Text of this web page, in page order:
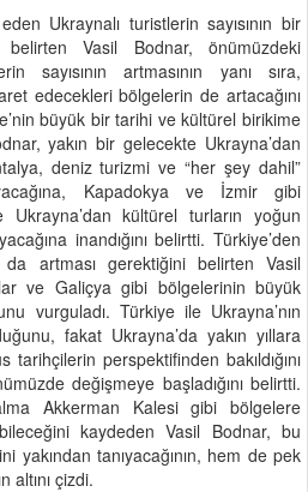
Ukraynalı turistlerin sayısının bir
Vasil Bodnar, önümüzdeki
sayısının artmasının yanı sıra,
edecekleri bölgelerin de artacağını
büyük bir tarihi ve kültürel birikime
yakın bir gelecekte Ukrayna’dan
deniz turizmi ve “her şey dahil”
Kapadokya ve İzmir gibi
Ukrayna’dan kültürel turların yoğun
inandığını belirtti. Türkiye’den
da artması gerektiğini belirten Vasil
ve Galiçya gibi bölgelerinin büyük
vurguladı. Türkiye ile Ukrayna’nın
fakat Ukrayna’da yakın yıllara
perspektifinden bakıldığını
değişmeye başladığını belirtti.
Akkerman Kalesi gibi bölgelere
kaydeden Vasil Bodnar, bu
yakından tanıyacağının, hem de pek
altını çizdi.